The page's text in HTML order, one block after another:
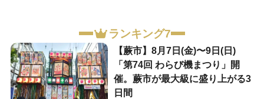
ランキング7
【蕨市】8月7日(金)〜9日(日)
「第74回 わらび機まつり」開
催。蕨市が最大級に盛り上がる3
日間